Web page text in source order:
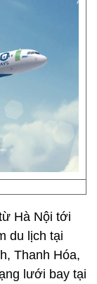
Hà Nội tới
du lịch tại
Thanh Hóa,
lưới bay tại